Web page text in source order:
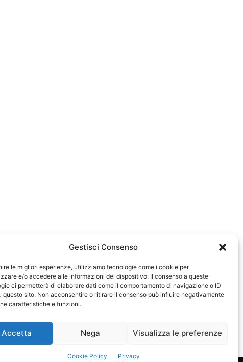
Gestisci Consenso
le migliori esperienze, utilizziamo tecnologie come i cookie per
e/o accedere alle informazioni del dispositivo. Il consenso a queste
ci permetterà di elaborare dati come il comportamento di navigazione o ID
questo sito. Non acconsentire o ritirare il consenso può influire negativamente
caratteristiche e funzioni.
Accetta Nega Visualizza le preferenze
Cookie Policy Privacy